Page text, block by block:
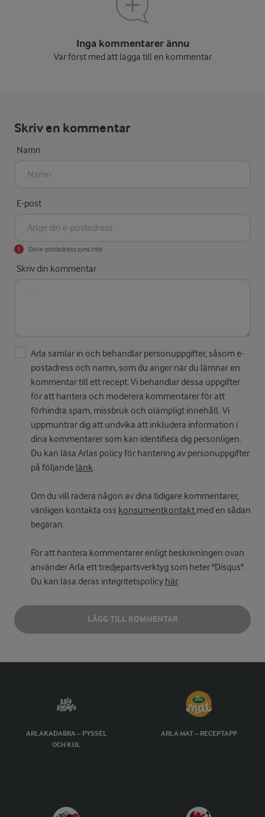
Inga kommentarer ännu
Var först med att lägga till en kommentar
Skriv en kommentar
Namn
E-post
Din e-postadress syns inte
Skriv din kommentar
Arla samlar in och behandlar personuppgifter, såsom e-
postadress och namn, som du anger när du lämnar en
kommentar till ett recept. Vi behandlar dessa uppgifter
för att hantera och moderera kommentarer för att
förhindra spam, missbruk och olämpligt innehåll. Vi
uppmuntrar dig att undvika att inkludera information i
dina kommentarer som kan identifiera dig personligen.
Du kan läsa Arlas policy för hantering av personuppgifter
på följande länk.
Om du vill radera någon av dina tidigare kommentarer,
vänligen kontakta oss konsumentkontakt med en sådan
begäran.
För att hantera kommentarer enligt beskrivningen ovan
använder Arla ett tredjepartsverktyg som heter "Disqus".
Du kan läsa deras integritetspolicy här.
LÄGG TILL KOMMENTAR
ARLAKADABRA – PYSSEL
OCH KUL
ARLA MAT – RECEPTAPP